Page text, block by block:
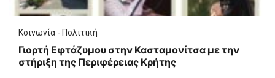
Κοινωνία - Πολιτική
Γιορτή Εφτάζυμου στην Κασταμονίτσα με την
στήριξη της Περιφέρειας Κρήτης